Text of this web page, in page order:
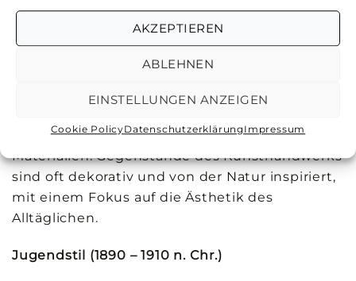
AKZEPTIEREN
ABLEHNEN
EINSTELLUNGEN ANZEIGEN
Cookie PolicyDatenschutzerklärung Impressum
einzufangen. Monets „Impression,
Sonnenaufgang“ und Degas’
des Augenblicks festzuhalten. Architektur
lichtdurchflutete Räume und natürliche
Materialien. Gegenstände des Kunsthandwerks
sind oft dekorativ und von der Natur inspiriert,
mit einem Fokus auf die Ästhetik des
Alltäglichen.
Jugendstil (1890 – 1910 n. Chr.)